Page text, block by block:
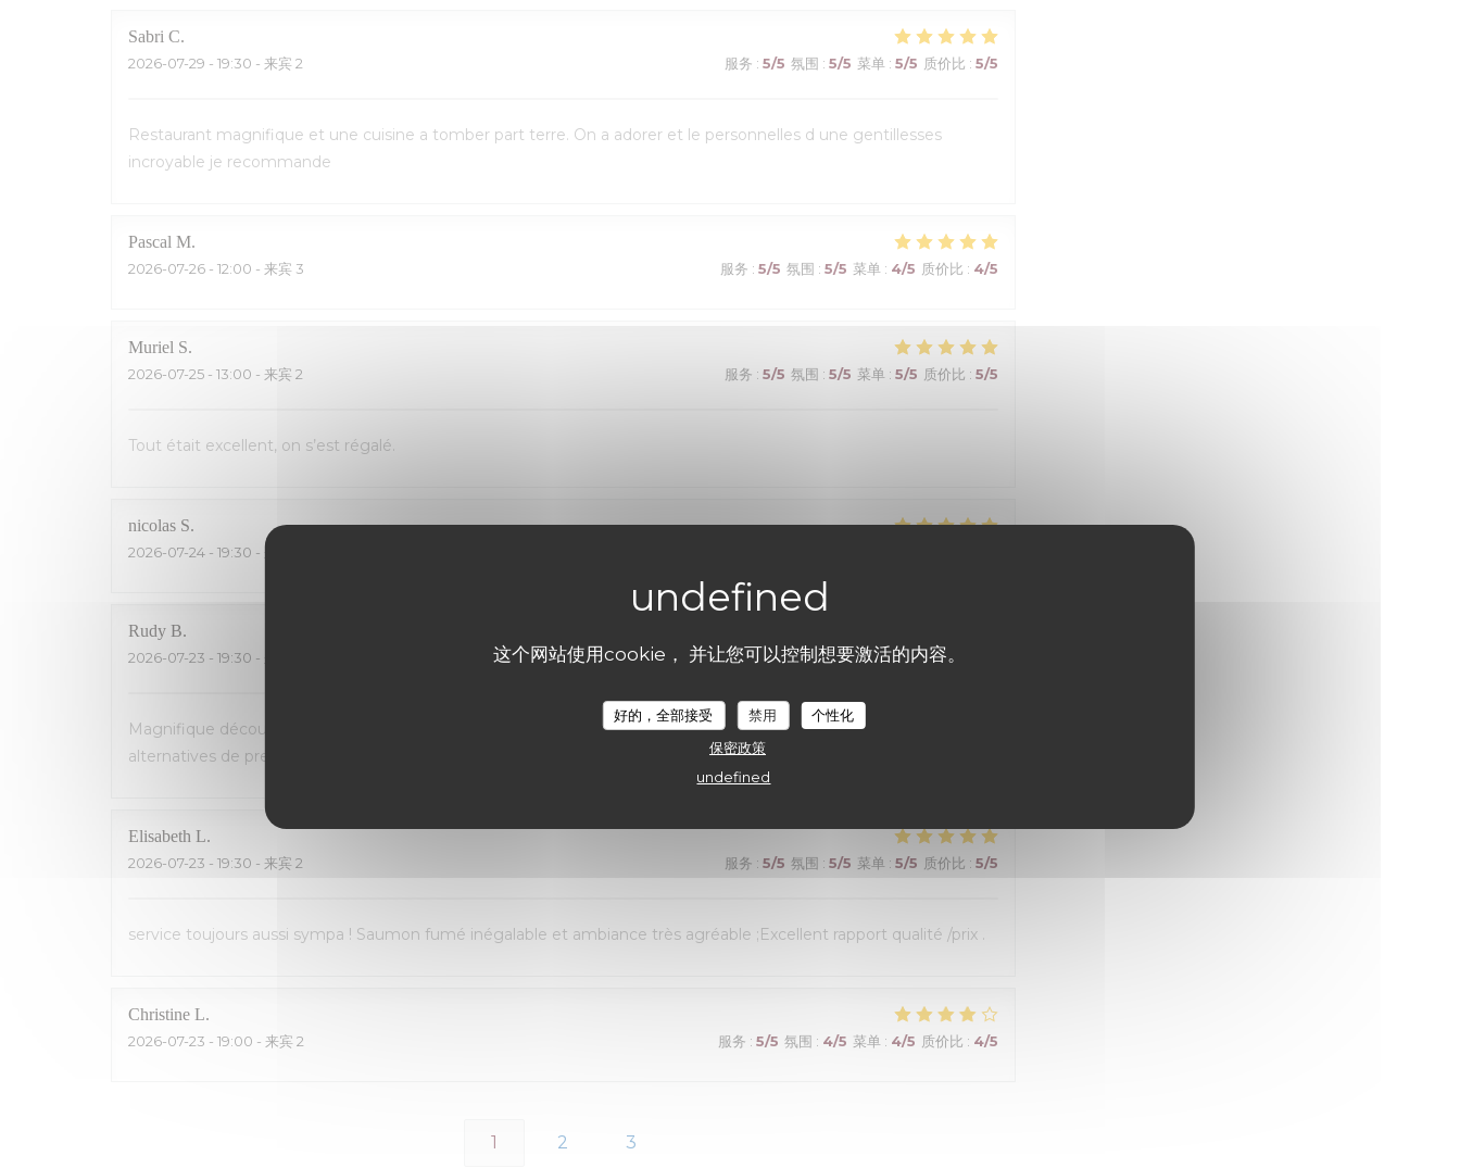
这个网站使用cookie， 并让您可以控制想要激活的内容。
好的，全部接受 禁用
个性化
保密政策
undefined
Sabri C
2026-07-29 - 19:30 - 来宾 2 服务 : 5/5 氛围 : 5/5 菜单: 5/5 质价比 : 5/5
Restaurant magnifique et une cuisine a tomber part terre. On a adorer et le personnelles d une gentillesses
incroyable je recommande
Pascal M
2026-07-26 - 12:00 - 来宾 3 服务 : 5/5 氛围 : 5/5 菜单: 4/5 质价比 : 4/5
Muriel S
2026-07-25 - 13:00 - 来宾 2 服务 : 5/5 氛围 : 5/5 菜单: 5/5 质价比 : 5/5
Tout était excellent, on s’est régalé.
nicolas S
2026-07-24 - 19:30 - 来宾 4
Rudy B
2026-07-23 - 19:30 - 来宾 5 服务: 5/5 氛围:5/5 菜单:5/5 质价比
Magnifique découverte! Accueil et service parfaits! Un choix exceptionnel de viandes maturees...avec aussi des
alternatives de premier choix (homard, poisson...). Vins fins. Une très belle adresse!
Elisabeth L
2026-07-23 - 19:30 - 来宾 2 服务 : 5/5 氛围 : 5/5 菜单 : 5/5 质价比 : 5/5
service toujours aussi sympa ! Saumon fumé inégalable et ambiance très agréable ;Excellent rapport qualité /prix .
Christine L
2026-07-23 - 19:00 - 来宾 2 服务 : 5/5 氛围 : 4/5 菜单: 4/5 质价比 : 4/5
1 2 3